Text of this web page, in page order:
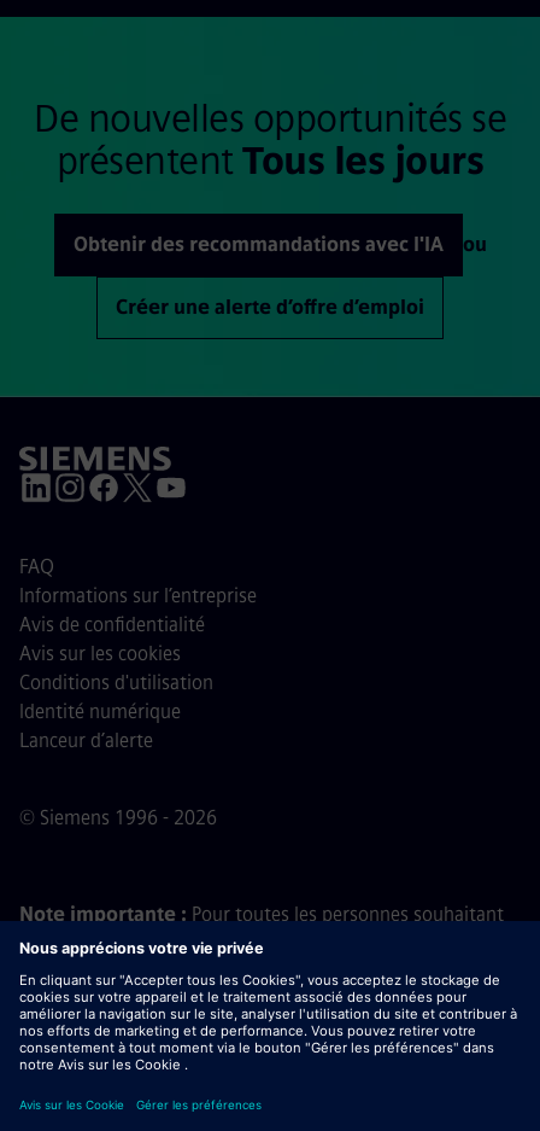
De nouvelles opportunités se
présententTous les jours
Obtenir des recommandations avec l'IA ou
Créer une alerte d’offre d’emploi
© Siemens 1996 - 2026
FAQ
Informations sur l’entreprise
Avis de confidentialité
Avis sur les cookies
Conditions d'utilisation
Identité numérique
Lanceur d’alerte
Note importante : Pour toutes les personnes souhaitant
nous rejoindre, veuillez noter que Siemens ne demande
aucun frais avant, pendant ou après le processus de
candidature. Nous ne demandons pas non plus de
coordonnées bancaires ou d'informations financières
personnelles en échange d'une promesse d'embauche. De
des e-mails semblant provenir d’un recruteur Siemens, sauf